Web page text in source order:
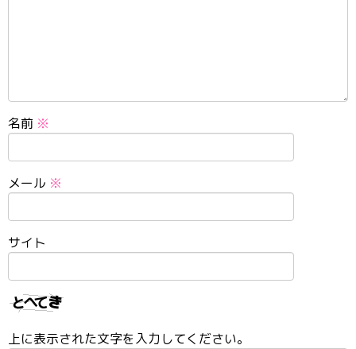
名前 ※
メール ※
サイト
上に表示された文字を入力してください。